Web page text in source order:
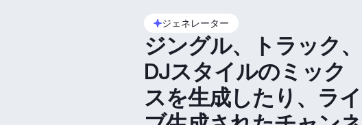
ジェネレーター
ジングル、トラック、
DJスタイルのミック
スを生成したり、ライ